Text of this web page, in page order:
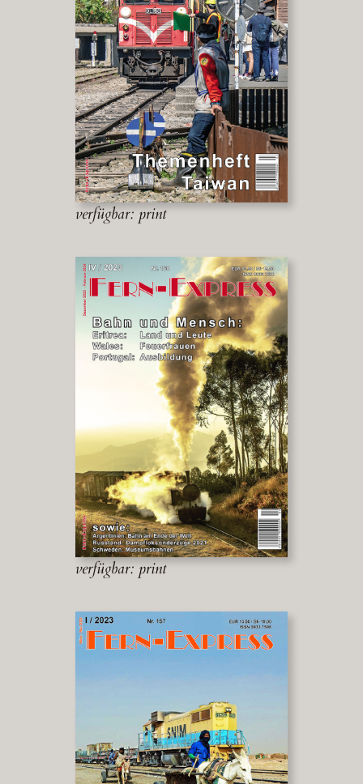
verfügbar: print
verfügbar: print